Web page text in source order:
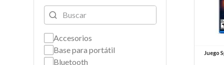
Accesorios
Base para portátil
Bluetooth
Juego